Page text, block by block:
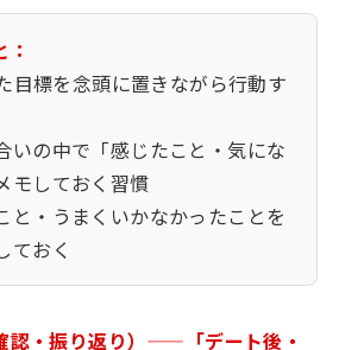
目標を念頭に置きながら行動す
いの中で「感じたこと・気にな
モしておく習慣
と・うまくいかなかったことを
ておく
・振り返り）——「デート後・